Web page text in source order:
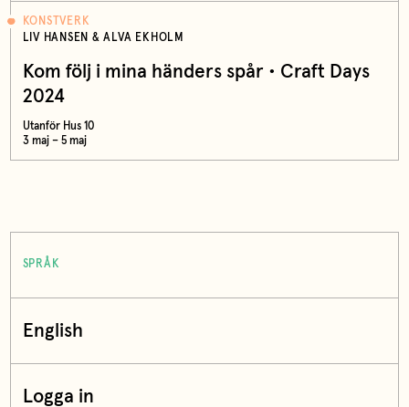
KONSTVERK
LIV HANSEN & ALVA EKHOLM
Kom följ i mina händers spår • Craft Days
2024
Utanför Hus 10
3 maj – 5 maj
SPRÅK
English
Logga in